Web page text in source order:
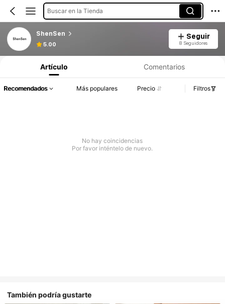
Buscar en la Tienda
ShenSen
5.00
Seguir
8 Seguidores
Artículo Comentarios
Recomendados Más populares Precio Filtros
No hay coincidencias
Por favor inténtelo de nuevo.
También podría gustarte